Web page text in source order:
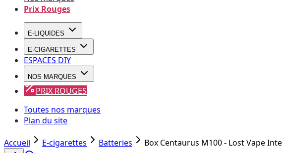
Prix Rouges
E-LIQUIDES
E-CIGARETTES
ESPACES DIY
NOS MARQUES
PRIX ROUGES
Toutes nos marques
Plan du site
Accueil E-cigarettes Batteries Box Centaurus M100 - Lost Vape